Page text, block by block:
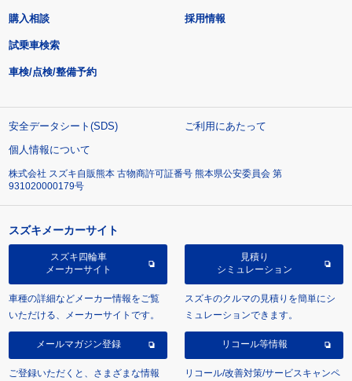
購入相談
試乗車検索
車検/点検/整備予約
採用情報
安全データシート(SDS)
ご利用にあたって
個人情報について
株式会社 スズキ自販熊本 古物商許可証番号 熊本県公安委員会 第
931020000179号
スズキメーカーサイト
スズキ四輪車
メーカーサイト
車種の詳細などメーカー情報をご覧
いただける、メーカーサイトです。
見積り
シミュレーション
スズキのクルマの見積りを簡単にシ
ミュレーションできます。
メールマガジン登録
ご登録いただくと、さまざまな情報
リコール等情報
リコール/改善対策/サービスキャンペ